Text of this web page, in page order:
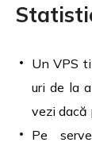
Un VPS
uri de la
vezi dacă
Pe